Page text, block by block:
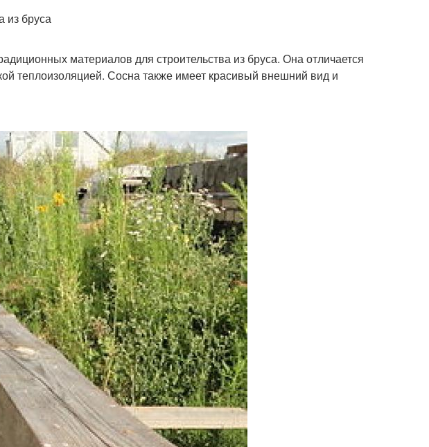
из бруса
материалов для строительства из бруса. Она отличается
теплоизоляцией. Сосна также имеет красивый внешний вид и